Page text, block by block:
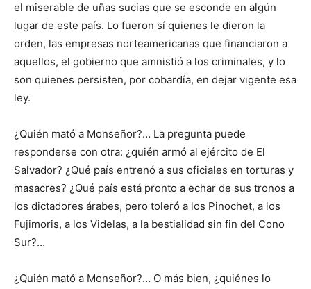
el miserable de uñas sucias que se esconde en algún
lugar de este país. Lo fueron sí quienes le dieron la
orden, las empresas norteamericanas que financiaron a
aquellos, el gobierno que amnistió a los criminales, y lo
son quienes persisten, por cobardía, en dejar vigente esa
ley.
¿Quién mató a Monseñor?… La pregunta puede
responderse con otra: ¿quién armó al ejército de El
Salvador? ¿Qué país entrenó a sus oficiales en torturas y
masacres? ¿Qué país está pronto a echar de sus tronos a
los dictadores árabes, pero toleró a los Pinochet, a los
Fujimoris, a los Videlas, a la bestialidad sin fin del Cono
Sur?…
¿Quién mató a Monseñor?… O más bien, ¿quiénes lo